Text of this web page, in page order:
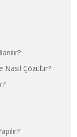
Nasıl Çözülür?